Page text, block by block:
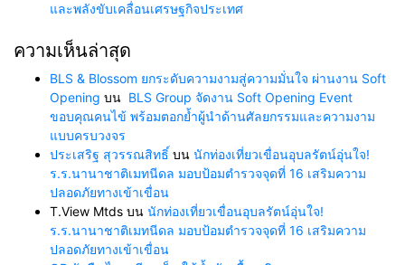
และพลังขับเคลื่อนเศรษฐกิจประเทศ
ความเห็นล่าสุด
BLS & Blossom ยกระดับความงามสู่ความมั่นใจ ผ่านงาน Soft
Opening บน BLS Group จัดงาน Soft Opening Event
ขอบคุณคนไข้ พร้อมตอกย้ำผู้นำด้านศัลยกรรมและความงาม
แบบครบวงจร
ประเสริฐ สุวรรณสิทธิ์ บน นักท่องเที่ยวเขื่อนอุบลรัตน์อุ่นใจ!
ร.ร.นานาชาติเมทนีดล มอบป้อมตำรวจจุดที่ 16 เสริมความ
ปลอดภัยทางเข้าเขื่อน
T.View Mtds บน นักท่องเที่ยวเขื่อนอุบลรัตน์อุ่นใจ!
ร.ร.นานาชาติเมทนีดล มอบป้อมตำรวจจุดที่ 16 เสริมความ
ปลอดภัยทางเข้าเขื่อน